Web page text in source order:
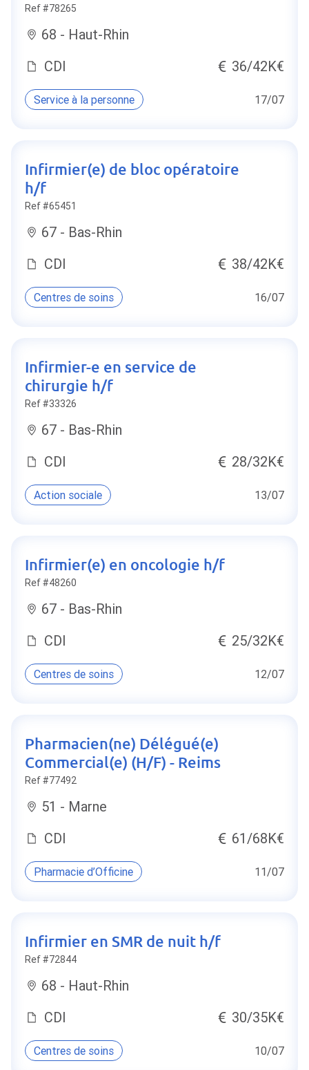
Ref #78265
68 - Haut-Rhin
CDI
36/42K€
Service à la personne 17/07
Infirmier(e) de bloc opératoire
h/f
Ref #65451
67 - Bas-Rhin
CDI
38/42K€
Centres de soins 16/07
Infirmier-e en service de
chirurgie h/f
Ref #33326
67 - Bas-Rhin
CDI
28/32K€
Action sociale 13/07
Infirmier(e) en oncologie h/f
Ref #48260
67 - Bas-Rhin
CDI
25/32K€
Centres de soins 12/07
Pharmacien(ne) Délégué(e)
Commercial(e) (H/F) - Reims
Ref #77492
51 - Marne
CDI
61/68K€
Pharmacie d’Officine 11/07
Infirmier en SMR de nuit h/f
Ref #72844
68 - Haut-Rhin
CDI
30/35K€
Centres de soins 10/07